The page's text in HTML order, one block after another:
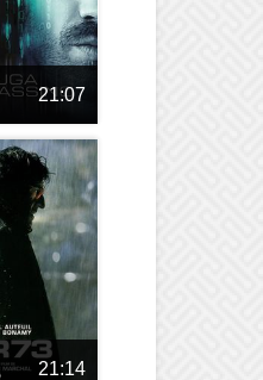
21:07
21:14